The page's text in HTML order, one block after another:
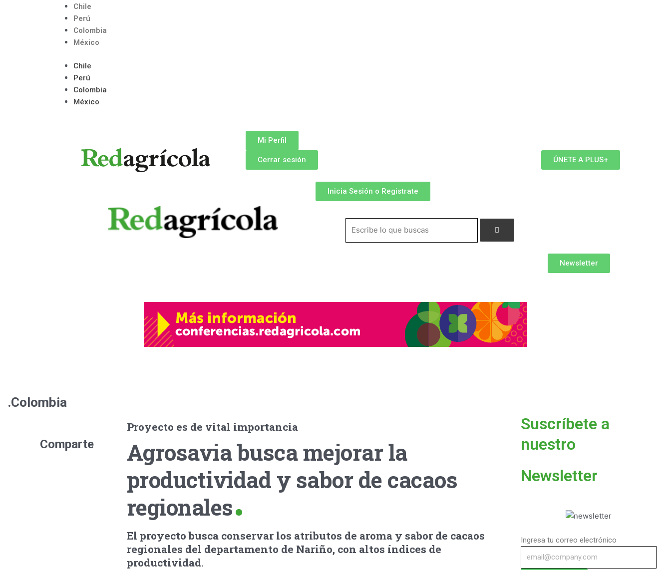
Chile
Perú
Colombia
México
Chile
Perú
Colombia
México
Mi Perfil
Cerrar sesión
Inicia Sesión o Registrate
ÚNETE A PLUS+
Newsletter
.Colombia
Comparte
Proyecto es de vital importancia
Agrosavia busca mejorar la
productividad y sabor de cacaos
regionales
El proyecto busca conservar los atributos de aroma y sabor de cacaos
regionales del departamento de Nariño, con altos índices de
productividad.
Suscríbete a
nuestro
Newsletter
Ingresa tu correo electrónico